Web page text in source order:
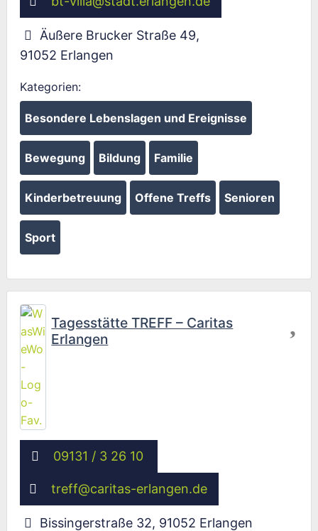
Äußere Brucker Straße 49,
91052 Erlangen
Kategorien:
Besondere Lebenslagen und Ereignisse
Bewegung Bildung Familie
Kinderbetreuung Offene Treffs Senioren
Sport
Tagesstätte TREFF – Caritas
Erlangen
09131 / 3 26 10
treff@caritas-erlangen.de
Bissingerstraße 32, 91052 Erlangen